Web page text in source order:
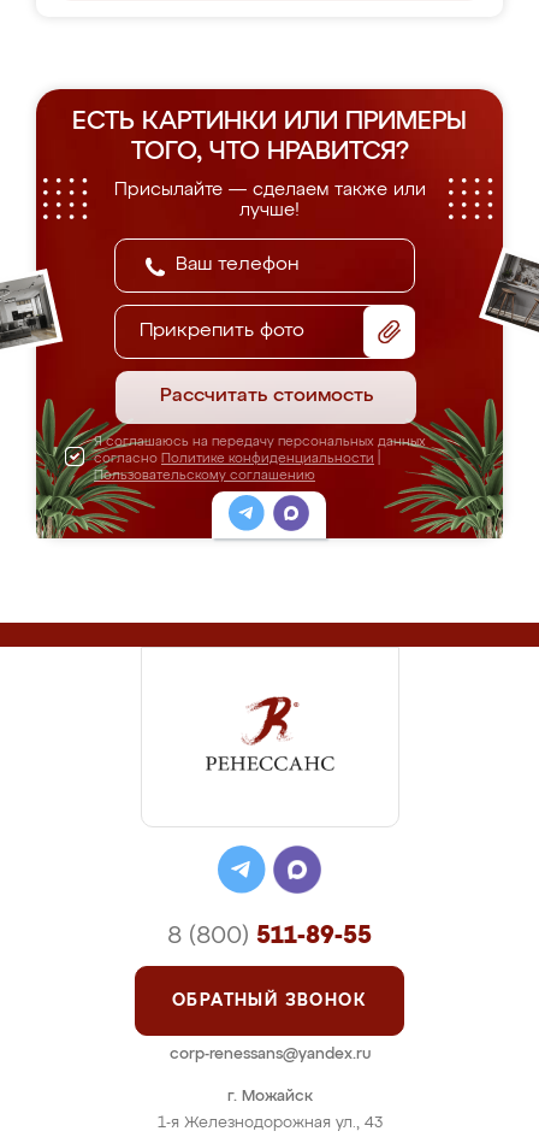
ЕСТЬ КАРТИНКИ ИЛИ ПРИМЕРЫ
ТОГО, ЧТО НРАВИТСЯ?
Присылайте — сделаем также или
лучше!
Прикрепить фото
Рассчитать стоимость
Я соглашаюсь на передачу персональных данных
согласно Политике конфиденциальности
Пользовательскому соглашению
г. Можайск
1-я Железнодорожная ул., 43
8 (800) 511-89-55
ОБРАТНЫЙ ЗВОНОК
corp-renessans@yandex.ru